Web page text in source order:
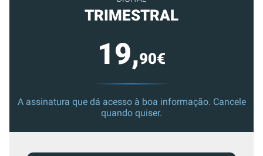
TRIMESTRAL
19,90€
A assinatura que dá acesso à boa informação. Cancele
quando quiser.